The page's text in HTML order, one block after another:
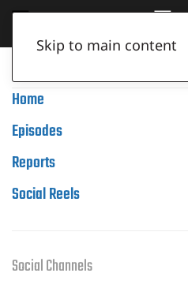
Skip to main content
Home
Episodes
Reports
Social Reels
Social Channels